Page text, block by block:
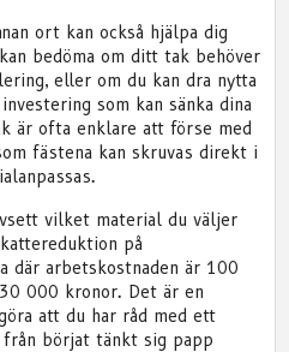
ort kan också hjälpa dig
bedöma om ditt tak behöver
eller om du kan dra nytta
som kan sänka dina
är ofta enklare att förse med
fästena kan skruvas direkt i
vilket material du väljer
på
där arbetskostnaden är 100
000 kronor. Det är en
att du har råd med ett
från börjat tänkt sig papp